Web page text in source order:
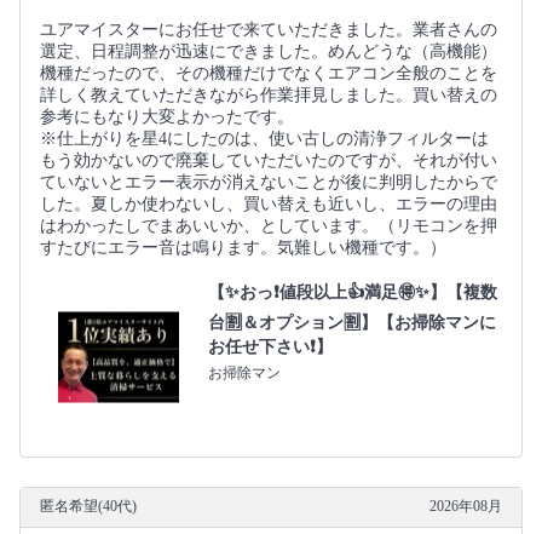
ユアマイスターにお任せで来ていただきました。業者さんの
選定、日程調整が迅速にできました。めんどうな（高機能）
機種だったので、その機種だけでなくエアコン全般のことを
詳しく教えていただきながら作業拝見しました。買い替えの
参考にもなり大変よかったです。
※仕上がりを星4にしたのは、使い古しの清浄フィルターは
もう効かないので廃棄していただいたのですが、それが付い
ていないとエラー表示が消えないことが後に判明したからで
した。夏しか使わないし、買い替えも近いし、エラーの理由
はわかったしでまあいいか、としています。（リモコンを押
すたびにエラー音は鳴ります。気難しい機種です。）
【✨おっ❗値段以上👍満足🉐✨】【複数
台🈹＆オプション🈹】【お掃除マンに
お任せ下さい❗】
お掃除マン
匿名希望(40代) 2026年08月